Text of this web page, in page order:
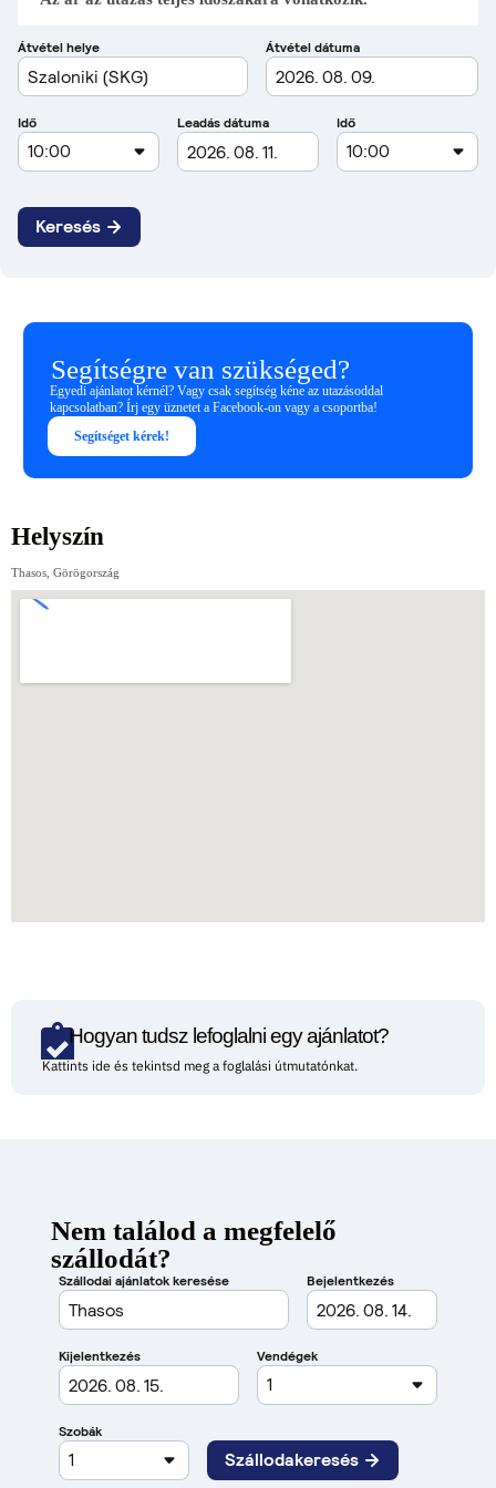
Segítségre van szükséged?
Egyedi ajánlatot kérnél? Vagy csak segítség kéne az utazásoddal
kapcsolatban? Írj egy üznetet a Facebook-on vagy a csoportba!
Segítséget kérek!
Helyszín
Thasos, Görögország
Hogyan tudsz lefoglalni egy ajánlatot?
Kattints ide és tekintsd meg a foglalási útmutatónkat.
Nem találod a megfelelő
szállodát?